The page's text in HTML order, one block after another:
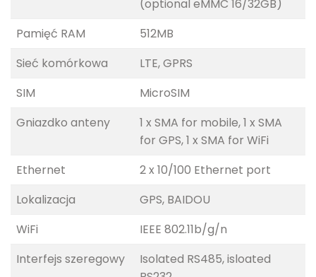
(optional eMMC 16/32GB)
Pamięć RAM
512MB
Sieć komórkowa
LTE, GPRS
SIM
MicroSIM
Gniazdko anteny
1 x SMA for mobile, 1 x SMA
for GPS, 1 x SMA for WiFi
Ethernet
2 x 10/100 Ethernet port
Lokalizacja
GPS, BAIDOU
WiFi
IEEE 802.11b/g/n
Interfejs szeregowy
Isolated RS485, isloated